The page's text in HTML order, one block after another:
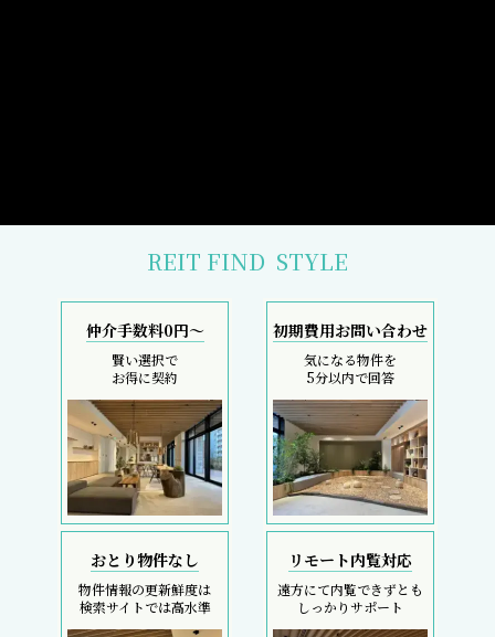
REIT FIND STYLE
仲介手数料0円～
賢い選択で
お得に契約
初期費用お問い合わせ
気になる物件を
5分以内で回答
おとり物件なし
物件情報の更新鮮度は
検索サイトでは高水準
リモート内覧対応
遠方にて内覧できずとも
しっかりサポート